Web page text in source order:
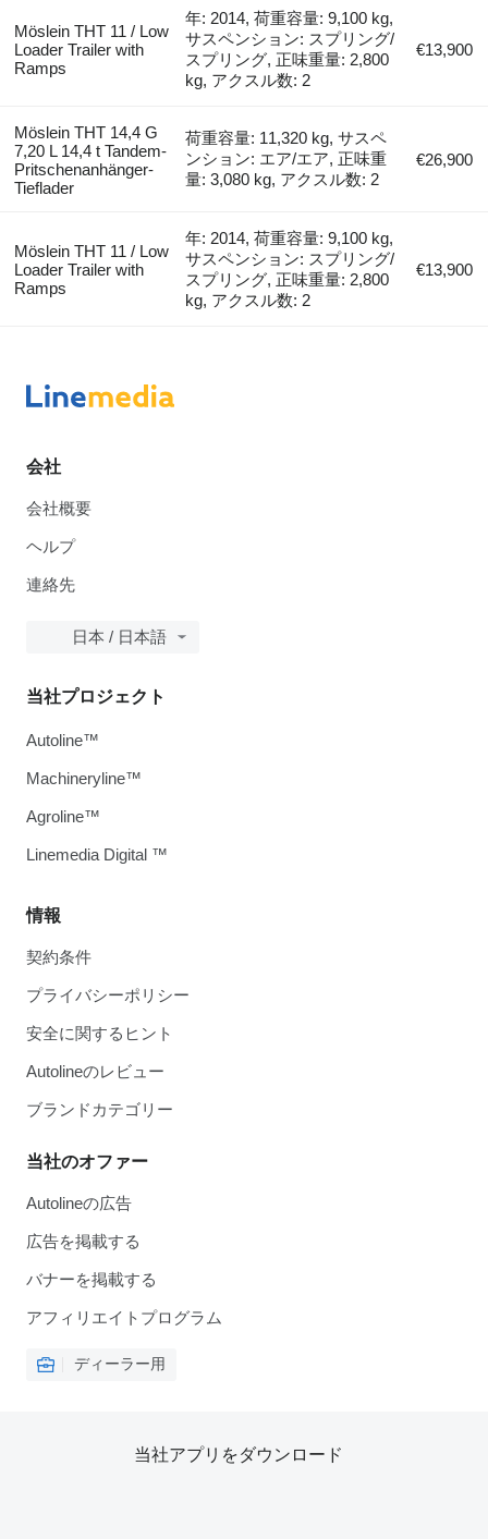
Möslein THT 11 / Low
Loader Trailer with
Ramps
年: 2014, 荷重容量: 9,100 kg,
サスペンション: スプリング/
スプリング, 正味重量: 2,800
kg, アクスル数: 2
€13,900
Möslein THT 14,4 G
7,20 L 14,4 t Tandem-
Pritschenanhänger-
Tieflader
荷重容量: 11,320 kg, サスペ
ンション: エア/エア, 正味重
量: 3,080 kg, アクスル数: 2
€26,900
Möslein THT 11 / Low
Loader Trailer with
Ramps
年: 2014, 荷重容量: 9,100 kg,
サスペンション: スプリング/
スプリング, 正味重量: 2,800
kg, アクスル数: 2
€13,900
会社
会社概要
ヘルプ
連絡先
日本 / 日本語
情報
契約条件
プライバシーポリシー
安全に関するヒント
Autolineのレビュー
ブランドカテゴリー
当社のオファー
Autolineの広告
広告を掲載する
バナーを掲載する
アフィリエイトプログラム
ディーラー用
当社プロジェクト
Autoline™
Machineryline™
Agroline™
Linemedia Digital ™
当社アプリをダウンロード